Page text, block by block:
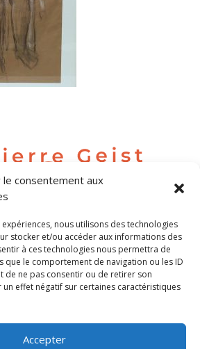
le consentement aux
nous utilisons des technologies
stocker et/ou accéder aux informations des
à ces technologies nous permettra de
que le comportement de navigation ou les ID
de ne pas consentir ou de retirer son
effet négatif sur certaines caractéristiques
Accepter
06 80 04 63 69
Pierre Geist
Geist